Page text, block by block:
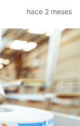
hace 2 meses